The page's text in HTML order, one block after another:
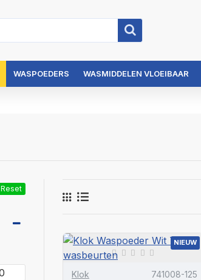
WASPOEDERS WASMIDDELEN VLOEIBAAR
Reset
NIEUW
Klok 741008-125